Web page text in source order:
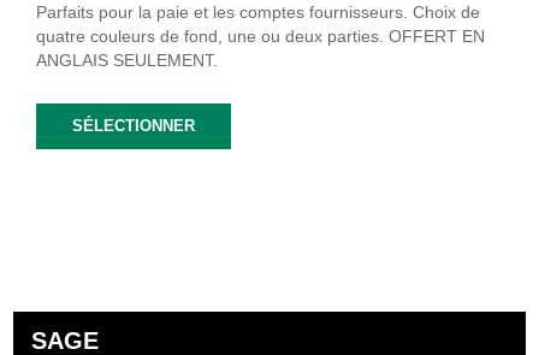
Parfaits pour la paie et les comptes fournisseurs. Choix de
quatre couleurs de fond, une ou deux parties. OFFERT EN
ANGLAIS SEULEMENT.
SÉLECTIONNER
SAGE